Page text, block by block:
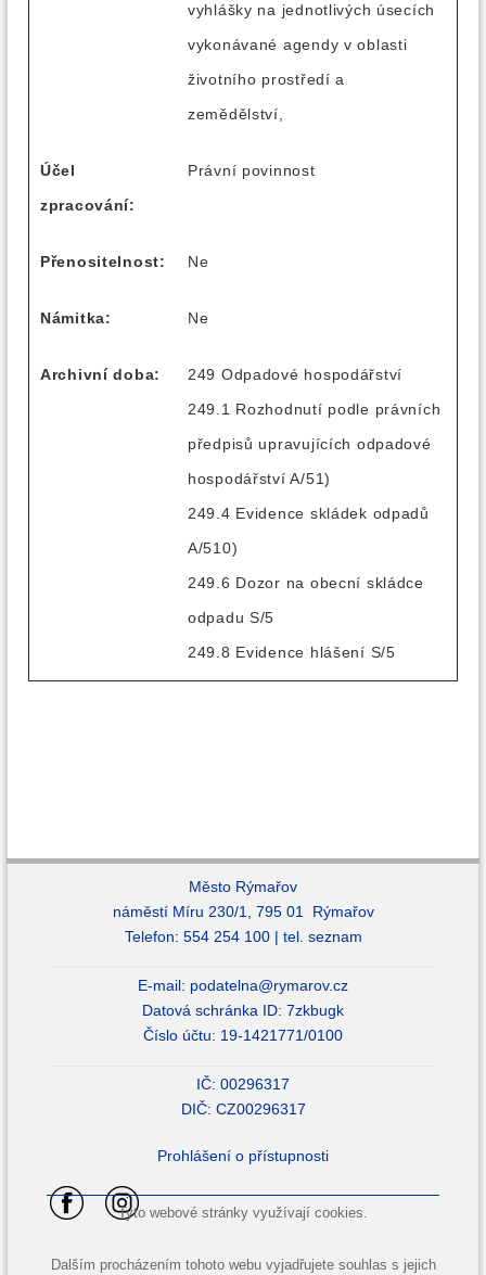
vyhlášky na jednotlivých úsecích
vykonávané agendy v oblasti
životního prostředí a
zemědělství,
Účel
zpracování:
Právní povinnost
Přenositelnost: Ne
Námitka: Ne
Archivní doba:
249 Odpadové hospodářství
249.1 Rozhodnutí podle právních
předpisů upravujících odpadové
hospodářství A/51)
249.4 Evidence skládek odpadů
A/510)
249.6 Dozor na obecní skládce
odpadu S/5
249.8 Evidence hlášení S/5
Město Rýmařov
náměstí Míru 230/1, 795 01 Rýmařov
Telefon: 554 254 100 | tel. seznam
E-mail: podatelna@rymarov.cz
Datová schránka ID: 7zkbugk
Číslo účtu: 19-1421771/0100
IČ: 00296317
DIČ: CZ00296317
Prohlášení o přístupnosti
Tyto webové stránky využívají cookies.
Dalším procházením tohoto webu vyjadřujete souhlas s jejich